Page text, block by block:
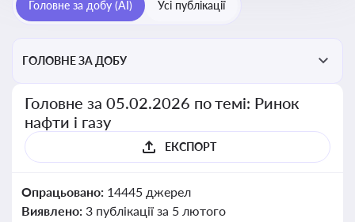
Головне за добу (AI) Усі публікації
ГОЛОВНЕ ЗА ДОБУ
Головне за 05.02.2026 по темі: Ринок
нафти і газу
ЕКСПОРТ
Опрацьовано: 14445 джерел
Виявлено: 3 публікації за 5 лютого